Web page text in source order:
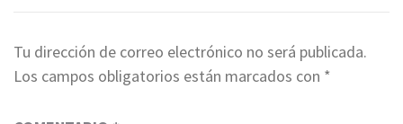
Tu dirección de correo electrónico no será publicada.
Los campos obligatorios están marcados con *